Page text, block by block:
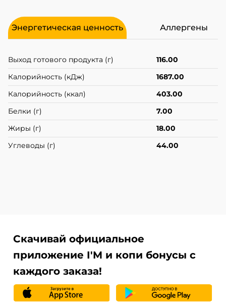
Энергетическая ценность Аллергены
Выход готового продукта (г)
116.00
Калорийность (кДж)
1687.00
Калорийность (ккал)
403.00
Белки (г)
7.00
Жиры (г)
18.00
Углеводы (г)
44.00
Скачивай официальное
приложение I'M и копи бонусы с
каждого заказа!